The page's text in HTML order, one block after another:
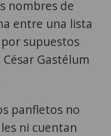
nombres de
entre una lista
supuestos
Gastélum
panfletos no
ni cuentan